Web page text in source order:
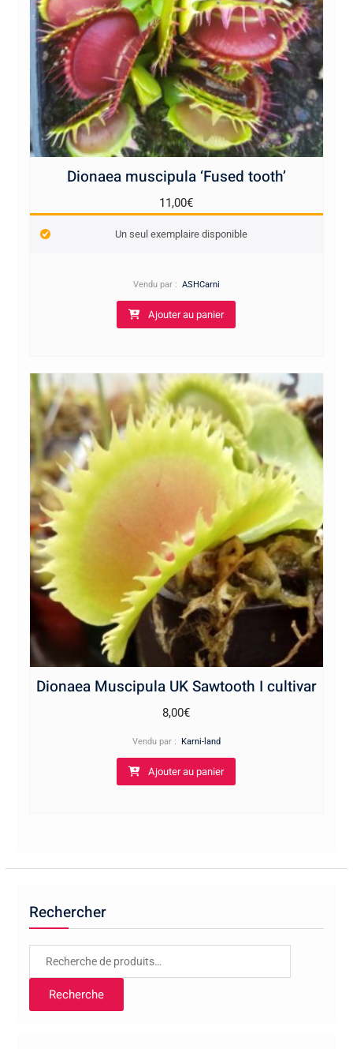
Dionaea muscipula ‘Fused tooth’
11,00€
Un seul exemplaire disponible
Vendu par : ASHCarni
Ajouter au panier
Dionaea Muscipula UK Sawtooth I cultivar
8,00€
Vendu par : Karni-land
Ajouter au panier
Rechercher
Recherche
Recherche